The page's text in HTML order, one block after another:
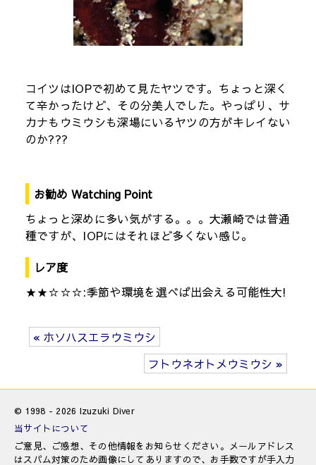
コイツはIOPで初めて見たヤツです。ちょっと深く
て辛かったけど、その分美人でした。やっぱり、サ
カナもウミウシも深場にいるヤツの方がキレイない
のか???
お勧め Watching Point
ちょっと深めに多い気がする。。。大瀬崎では普通
種ですが、IOPにはそれほど多くない感じ。
レア度
★★☆☆☆:季節や環境を選べば出会える可能性大!
« ホソハスエラウミウシ
フトウネオトメウミウシ »
© 1998 - 2026 Izuzuki Diver
当サイトについて
ご意見、ご感想、その他情報をお知らせください。メールアドレス
はスパム対策のため画像にしてありますので、お手数ですが手入力